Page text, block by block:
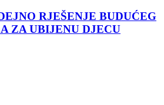
RJEŠENJE BUDUĆEG
ZA UBIJENU DJECU